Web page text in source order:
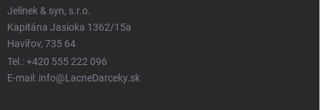
Jelínek & syn, s.r.o.
Kapitána Jasioka 1362/15a
Havířov, 735 64
Tel.: +420 555 222 096
E-mail: info@LacneDarceky.sk